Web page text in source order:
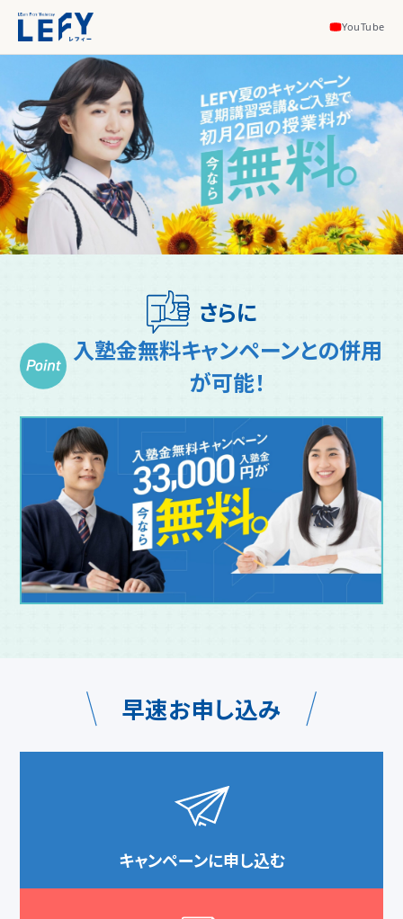
YouTube
さらに
入塾金無料キャンペーンとの併用
が可能！
早速お申し込み
キャンペーンに申し込む